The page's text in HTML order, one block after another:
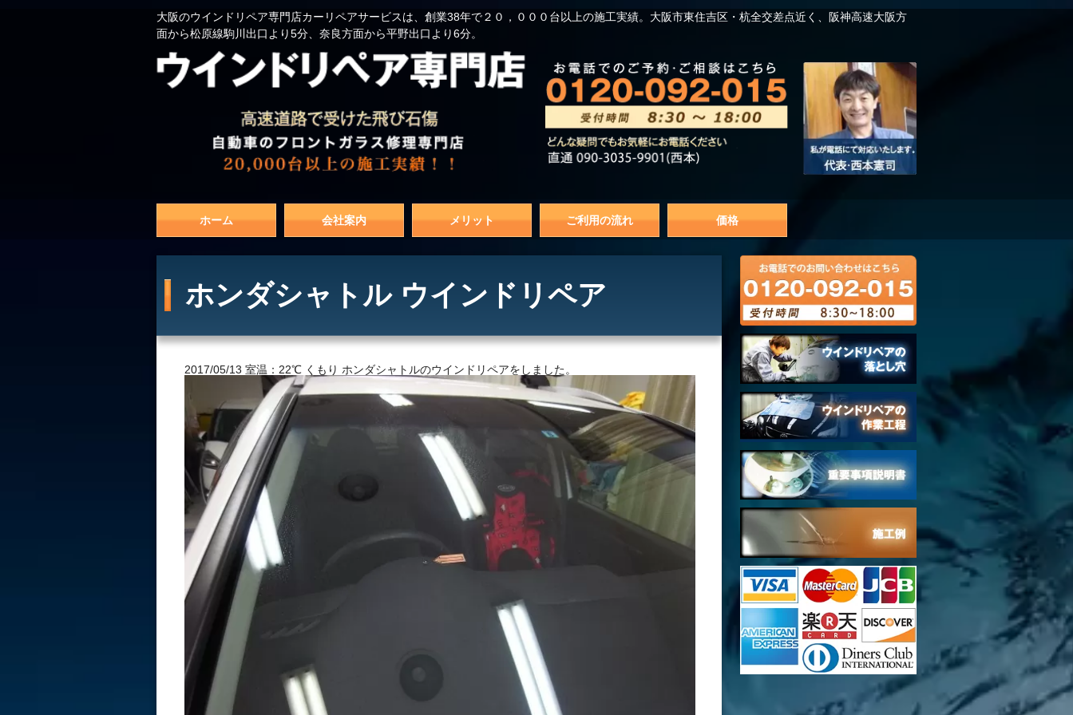
大阪のウインドリペア専門店カーリペアサービスは、創業38年で２０，０００台以上の施工実績。大阪市東住吉区・杭全交差点近く、阪神高速大阪方
面から松原線駒川出口より5分、奈良方面から平野出口より6分。
ホーム 会社案内 メリット ご利用の流れ 価格
ホンダシャトル ウインドリペア
2017/05/13 室温：22℃ くもり ホンダシャトルのウインドリペアをしました。